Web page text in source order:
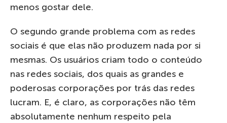
menos gostar dele.
O segundo grande problema com as redes
sociais é que elas não produzem nada por si
mesmas. Os usuários criam todo o conteúdo
nas redes sociais, dos quais as grandes e
poderosas corporações por trás das redes
lucram. E, é claro, as corporações não têm
absolutamente nenhum respeito pela